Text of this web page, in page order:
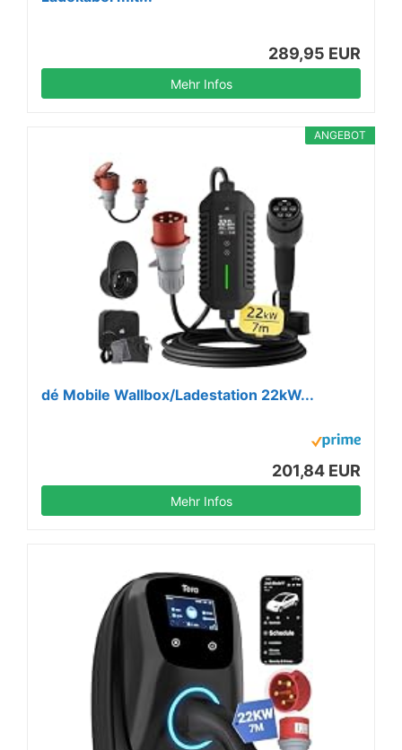
289,95 EUR
Mehr Infos
ANGEBOT
dé Mobile Wallbox/Ladestation 22kW...
201,84 EUR
Mehr Infos